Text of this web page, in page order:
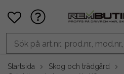
Startsida Skog och trädgård